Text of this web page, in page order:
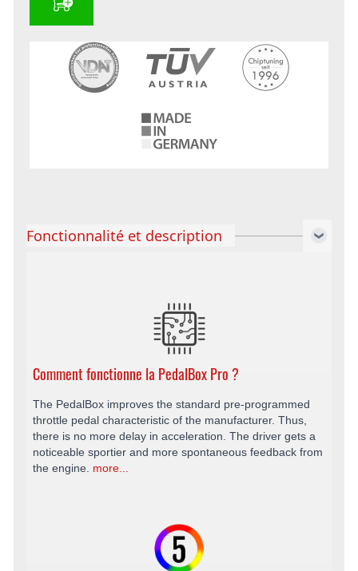
Fonctionnalité et description
Comment fonctionne la PedalBox Pro ?
The PedalBox improves the standard pre-programmed
throttle pedal characteristic of the manufacturer. Thus,
there is no more delay in acceleration. The driver gets a
noticeable sportier and more spontaneous feedback from
the engine. more...